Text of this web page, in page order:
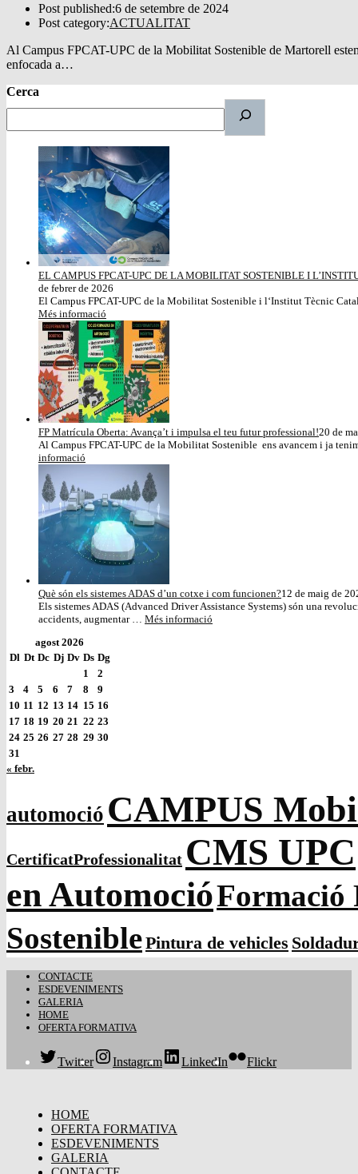
Post published:6 de setembre de 2024
Post category:ACTUALITAT
Al Campus FPCAT-UPC de la Mobilitat Sostenible de Martorell
enfocada a…
Cerca
EL CAMPUS FPCAT-UPC DE LA MOBILITAT SOSTENIBLE I
de febrer de 2026
El Campus FPCAT-UPC de la Mobilitat Sostenible i l‘Institut Tècnic
Més informació
FP Matrícula Oberta: Avança’t i impulsa el teu futur professional!20 de
Al Campus FPCAT-UPC de la Mobilitat Sostenible ens avancem i ja
informació
Què són els sistemes ADAS d’un cotxe i com funcionen?12 de maig de
Els sistemes ADAS (Advanced Driver Assistance Systems) són una
accidents, augmentar … Més informació
agost 2026
Dl Dt Dc Dj Dv Ds Dg
1
2
3
4 5 6 7 8
9
10 11 12 13 14 15 16
17 18 19 20 21 22 23
24 25 26 27 28 29 30
31
« febr.
automoció CAMPUS
CertificatProfessionalitat CMS UPC
en AutomocióFormació
SosteniblePintura de vehicles
CONTACTE
ESDEVENIMENTS
GALERIA
HOME
OFERTA FORMATIVA
Twitter Instagram LinkedIn Flickr
HOME
OFERTA FORMATIVA
ESDEVENIMENTS
GALERIA